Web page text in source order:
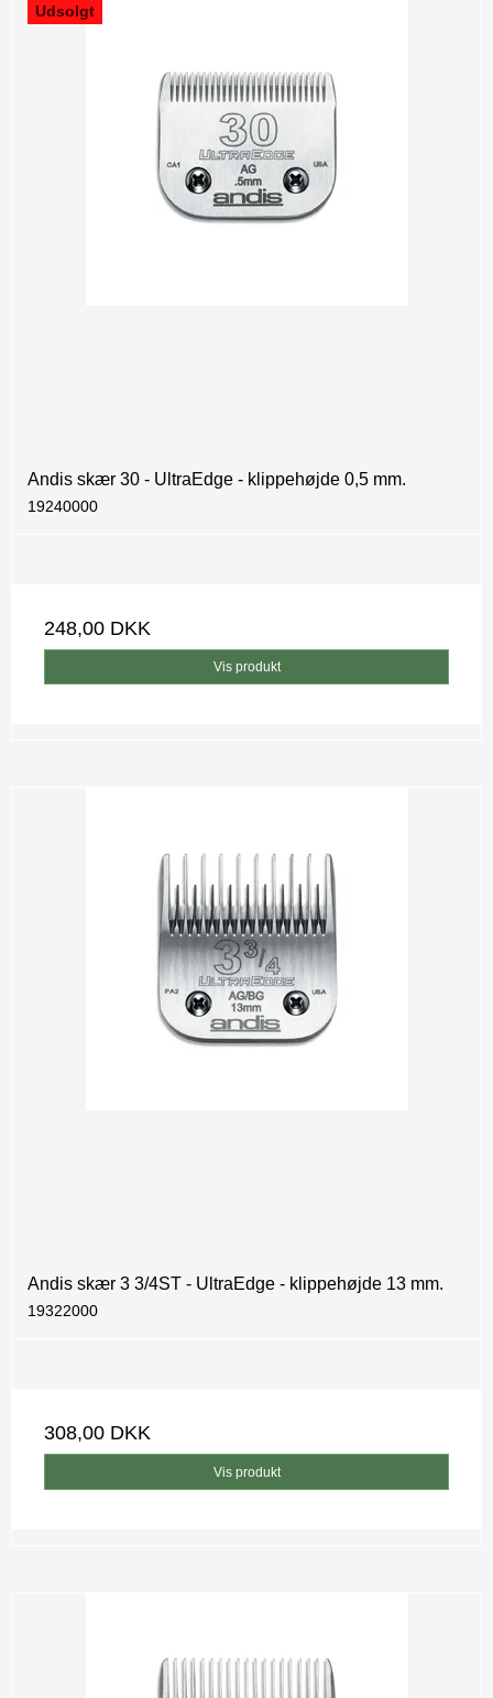
Udsolgt
Andis skær 30 - UltraEdge - klippehøjde 0,5 mm.
19240000
248,00 DKK
Vis produkt
Andis skær 3 3/4ST - UltraEdge - klippehøjde 13 mm.
19322000
308,00 DKK
Vis produkt